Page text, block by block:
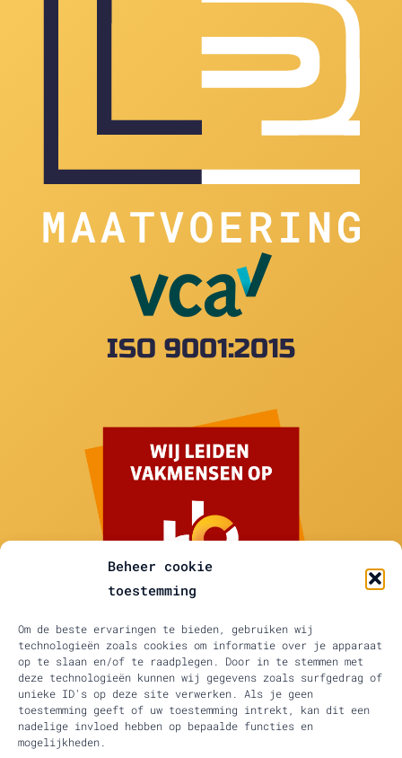
Beheer cookie
toestemming
Om de beste ervaringen te bieden, gebruiken wij
technologieën zoals cookies om informatie over je apparaat
op te slaan en/of te raadplegen. Door in te stemmen met
deze technologieën kunnen wij gegevens zoals surfgedrag of
unieke ID's op deze site verwerken. Als je geen
toestemming geeft of uw toestemming intrekt, kan dit een
nadelige invloed hebben op bepaalde functies en
mogelijkheden.
ISO 9001:2015
Prinses Margrietstraat 19 D, 4241 BA Arkel
06 444 76 857 info@L2Maatvoering.com